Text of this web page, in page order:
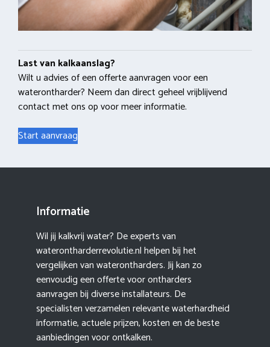
Last van kalkaanslag?
Wilt u advies of een offerte aanvragen voor een
waterontharder? Neem dan direct geheel vrijblijvend
contact met ons op voor meer informatie.
Start aanvraag
Informatie
Wil jij kalkvrij water? De experts van
waterontharderrevolutie.nl helpen bij het
vergelijken van waterontharders. Jij kan zo
eenvoudig een offerte voor ontharders
aanvragen bij diverse installateurs. De
specialisten verzamelen relevante waterhardheid
informatie, actuele prijzen, kosten en de beste
aanbiedingen voor ontkalken.